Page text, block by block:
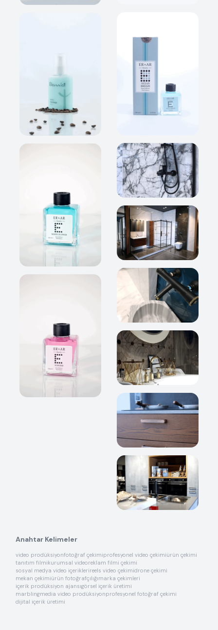
Anahtar Kelimeler
video prodüksiyonfotoğraf çekimiprofesyonel video çekimiürün çekimi
tanıtım filmikurumsal videoreklam filmi çekimi
sosyal medya video içeriklerireels video çekimidrone çekimi
mekan çekimiürün fotoğrafçılığımarka çekimleri
içerik prodüksiyon ajansıgörsel içerik üretimi
marblingmedia video prodüksiyonprofesyonel fotoğraf çekimi
dijital içerik üretimi